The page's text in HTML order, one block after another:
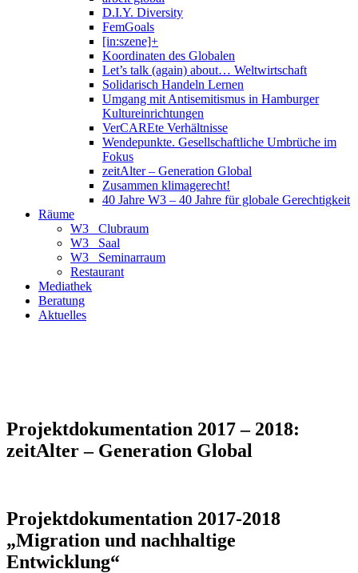
D.I.Y. Diversity
FemGoals
[in:szene]+
Koordinaten des Globalen
Let’s talk (again) about… Weltwirtschaft
Solidarisch Handeln Lernen
Umgang mit Antisemitismus in Hamburger
Kultureinrichtungen
VerCAREte Verhältnisse
Wendepunkte. Gesellschaftliche Umbrüche im
Fokus
zeitAlter – Generation Global
Zusammen klimagerecht!
40 Jahre W3 – 40 Jahre für globale Gerechtigkeit
Räume
W3_ Clubraum
W3_ Saal
W3_ Seminarraum
Restaurant
Mediathek
Beratung
Aktuelles
Projektdokumentation 2017 – 2018:
zeitAlter – Generation Global
Projektdokumentation 2017-2018
„Migration und nachhaltige
Entwicklung“